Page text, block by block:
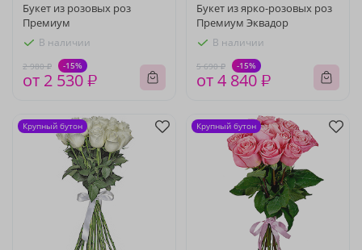
Букет из розовых роз
Премиум
В наличии
2 980 ₽ -15%
от 2 530 ₽
Букет из ярко-розовых роз
Премиум Эквадор
В наличии
5 690 ₽ -15%
от 4 840 ₽
Крупный бутон Крупный бутон